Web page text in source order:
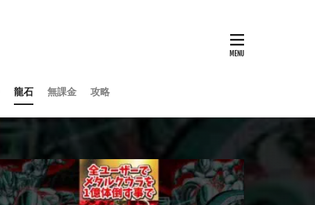
龍石 無課金 攻略